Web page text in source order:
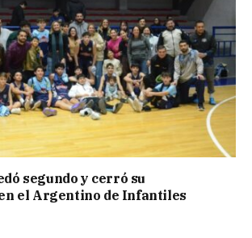
segundo y cerró su
el Argentino de Infantiles